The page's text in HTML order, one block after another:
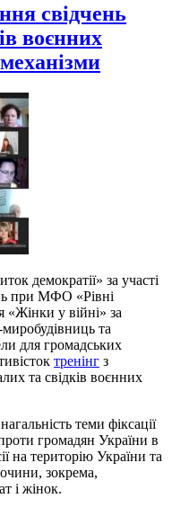
свідчень
воєнних
демократії» за участі
при МФО «Рівні
«Жінки у війні» за
та
для громадських
тренінг з
та свідків воєнних
теми фіксації
громадян України в
на територію України та
зокрема,
і жінок.